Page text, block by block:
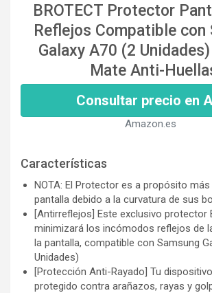
BROTECT Protector
Reflejos Compatible con
Galaxy A70 (2
Mate Anti-
Consultar precio en
Amazon.es
Características
NOTA: El Protector es a propósito
pantalla debido a la curvatura de sus
[Antirreflejos] Este exclusivo protector
minimizará los incómodos reflejos de
la pantalla, compatible con Samsung
Unidades)
[Protección Anti-Rayado] Tu
protegido contra arañazos, rayas y